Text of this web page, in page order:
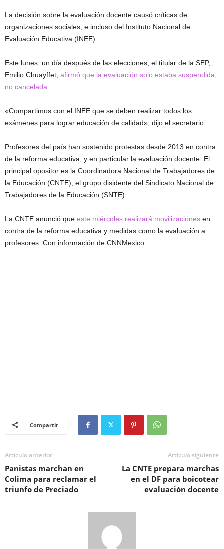
La decisión sobre la evaluación docente causó críticas de
organizaciones sociales, e incluso del Instituto Nacional de
Evaluación Educativa (INEE).
Este lunes, un día después de las elecciones, el titular de la SEP,
Emilio Chuayffet, afirmó que la evaluación solo estaba suspendida,
no cancelada
«Compartimos con el INEE que se deben realizar todos los
exámenes para lograr educación de calidad», dijo el secretario.
Profesores del país han sostenido protestas desde 2013 en contra
de la reforma educativa, y en particular la evaluación docente. El
principal opositor es la Coordinadora Nacional de Trabajadores de
la Educación (CNTE), el grupo disidente del Sindicato Nacional de
Trabajadores de la Educación (SNTE).
La CNTE anunció que este miércoles realizará movilizaciones en
contra de la reforma educativa y medidas como la evaluación a
profesores. Con información de CNNMexico
Compartir
Artículo anterior
Panistas marchan en
Colima para reclamar el
triunfo de Preciado
Artículo siguiente
La CNTE prepara marchas
en el DF para boicotear
evaluación docente